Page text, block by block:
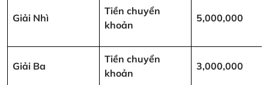
Giải Nhì
Tiền chuyển
khoản
5,000,000
Giải Ba
Tiền chuyển
khoản
3,000,000